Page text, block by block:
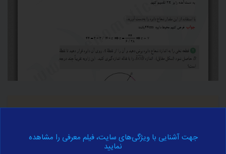
جهت آشنایی با ویژگی‌های سایت، فیلم معرفی را مشاهده
نمایید